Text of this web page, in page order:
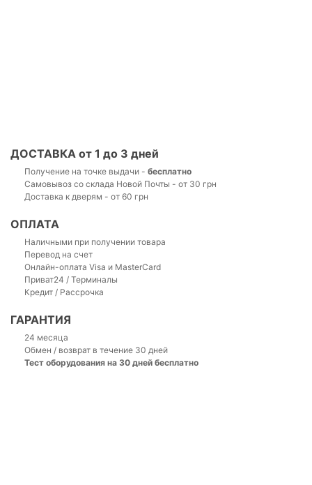
ДОСТАВКА от 1 до 3 дней
Получение на точке выдачи - бесплатно
Самовывоз со склада Новой Почты - от 30 грн
Доставка к дверям - от 60 грн
ОПЛАТА
Наличными при получении товара
Перевод на счет
Онлайн-оплата Visa и MasterCard
Приват24 / Терминалы
Кредит / Рассрочка
ГАРАНТИЯ
24 месяца
Обмен / возврат в течение 30 дней
Тест оборудования на 30 дней бесплатно